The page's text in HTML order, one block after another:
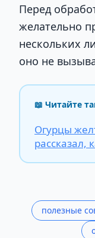
Перед
желательно
нескольких
оно не
📖 Читайте
Огурцы
рассказал,
полезные